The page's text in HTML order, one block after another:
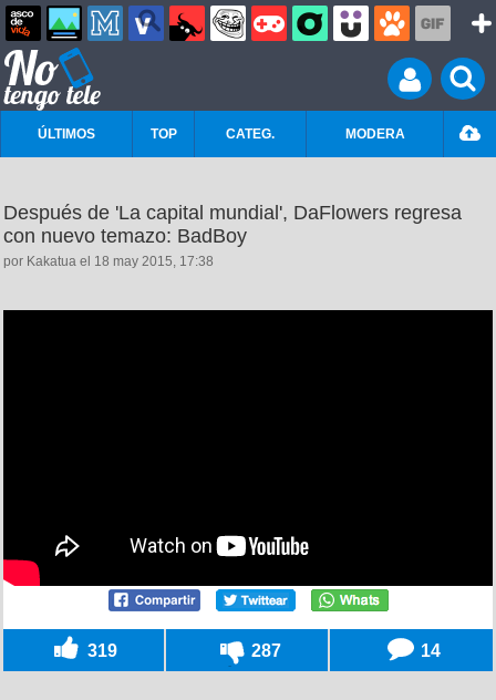
ÚLTIMOS TOP CATEG. MODERA
Después de 'La capital mundial', DaFlowers regresa
con nuevo temazo: BadBoy
por Kakatua el 18 may 2015, 17:38
319 287 14